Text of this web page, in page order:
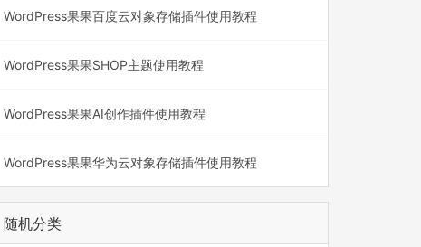
WordPress果果百度云对象存储插件使用教程
WordPress果果SHOP主题使用教程
WordPress果果AI创作插件使用教程
WordPress果果华为云对象存储插件使用教程
随机分类